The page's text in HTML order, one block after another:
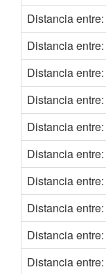
Distancia entre:
Distancia entre:
Distancia entre:
Distancia entre:
Distancia entre:
Distancia entre:
Distancia entre:
Distancia entre:
Distancia entre:
Distancia entre: